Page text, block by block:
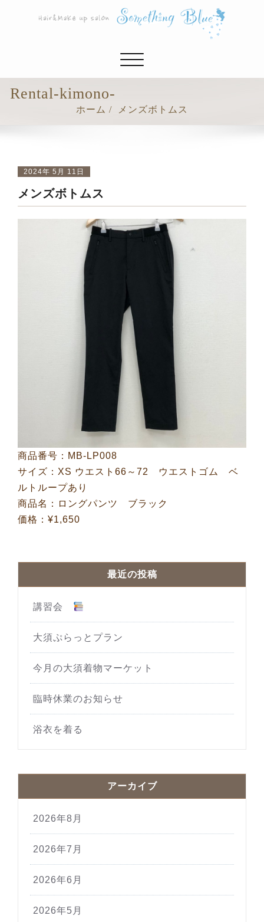
ナ
シ
ョ
Rental-kimono-
ホーム メンズボトムス
2024年 5月 11日
メンズボトムス
商品番号：MB-LP008
サイズ：XS ウエスト66～72 ウエストゴム ベ
ルトループあり
商品名：ロングパンツ ブラック
価格：¥1,650
最近の投稿
講習会
大須ぷらっとプラン
今月の大須着物マーケット
臨時休業のお知らせ
浴衣を着る
アーカイブ
2026年8月
2026年7月
2026年6月
2026年5月